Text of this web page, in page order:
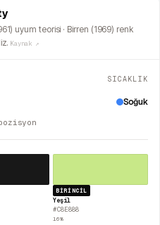
uyum teorisi · Birren (1969) renk
Kaynak ↗
SICAKLIK
Soğuk
BIRINCIL
Yeşil
#C8E888
16%